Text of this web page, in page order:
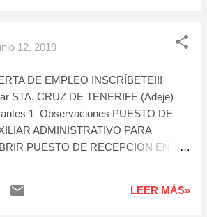
12, 2019
DE EMPLEO INSCRÍBETE!!!
STA. CRUZ DE TENERIFE (Adeje)
1 Observaciones PUESTO DE
ADMINISTRATIVO PARA
PUESTO DE RECEPCIÓN EN
DOMINIO DE INGLES Y SE
LEER MÁS»